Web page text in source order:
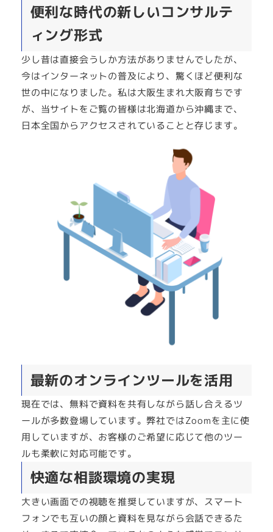
便利な時代の新しいコンサルテ
ィング形式
少し昔は直接会うしか方法がありませんでしたが、
今はインターネットの普及により、驚くほど便利な
世の中になりました。私は大阪生まれ大阪育ちです
が、当サイトをご覧の皆様は北海道から沖縄まで、
日本全国からアクセスされていることと存じます。
最新のオンラインツールを活用
現在では、無料で資料を共有しながら話し合えるツ
ールが多数登場しています。弊社ではZoomを主に使
用していますが、お客様のご希望に応じて他のツー
ルも柔軟に対応可能です。
快適な相談環境の実現
大きい画面での視聴を推奨していますが、スマート
フォンでも互いの顔と資料を見ながら会話できるた